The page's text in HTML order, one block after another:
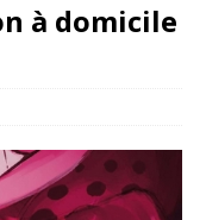
à domicile